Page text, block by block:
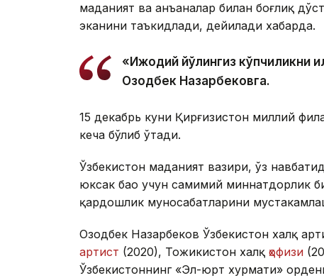
маданият ва анъаналар билан боғлиқ
эканини таъкидлади, дейилади хабарда.
«Ижодий йўлингиз кўпчиликни
Озодбек Назарбековга.
15 декабрь куни Қирғизистон миллий
кеча бўлиб ўтади.
Ўзбекистон маданият вазири, ўз
юксак баҳо учун самимий миннатдорлик
қардошлик муносабатларини
Озодбек Назарбеков Ўзбекистон халқ
артист (2020), Тожикистон халқ ҳофизи
Ўзбекистоннинг «Эл-юрт хурмати»